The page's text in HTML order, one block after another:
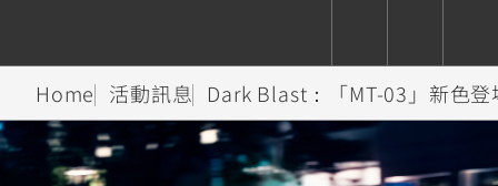
依風格 依排氣量
依風格 依排氣量
CUXiE
2.5 kw
追蹤愛車
Home 活動訊息 Dark Blast：「MT-03」新色登